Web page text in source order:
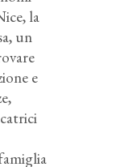
la
un
e